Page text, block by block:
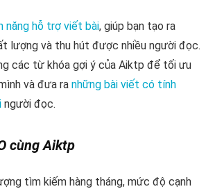
năng hỗ trợ viết bài, giúp bạn tạo ra
lượng và thu hút được nhiều người đọc.
các từ khóa gợi ý của Aiktp để tối ưu
và đưa ra những bài viết có tính
người đọc.
cùng Aiktp
tìm kiếm hàng tháng, mức độ cạnh